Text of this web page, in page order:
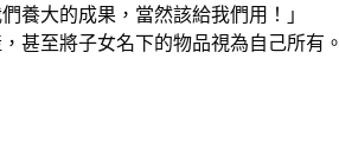
養大的成果，當然該給我們用！」
甚至將子女名下的物品視為自己所有。